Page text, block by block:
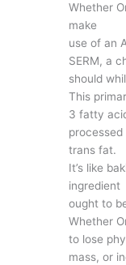
Whether
make
use of an
SERM, a
should
This
3 fatty
trans fat.
It’s like
ingredient
ought to
Whether
to lose
mass, or